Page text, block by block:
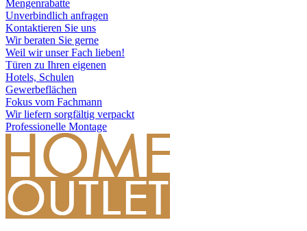
Mengenrabatte
Unverbindlich anfragen
Kontaktieren Sie uns
Wir beraten Sie gerne
Weil wir unser Fach lieben!
Türen zu Ihren eigenen
Hotels, Schulen
Gewerbeflächen
Fokus vom Fachmann
Wir liefern sorgfältig verpackt
Professionelle Montage